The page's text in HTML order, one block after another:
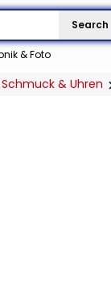
Search
& Foto
& Uhren